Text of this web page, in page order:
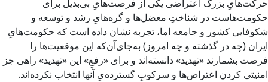
حرکت‌هایِ بزرگ اعتراضی یکی از فرصت‌هایِ بی‌بدیل برای
حکومت‌هاست در شناختِ معضل‌ها و گره‌هایِ رشد و توسعه‌ و
شکوفایی کشور و جامعه اما، تجربه نشان داده است که حکومت‌هایِ
ایران (چه در گذشته و چه امروز) به‌جای‌آن‌که این موقعیت‌ها را
فرصت بشمارند «تهدید» دانسته‌اند و برای «رفعِ» این «تهدید» راهی جز
امنیتی کردن اعتراض‌ها و سرکوبِ گسترده‌یِ آنها انتخاب نکرده‌اند.